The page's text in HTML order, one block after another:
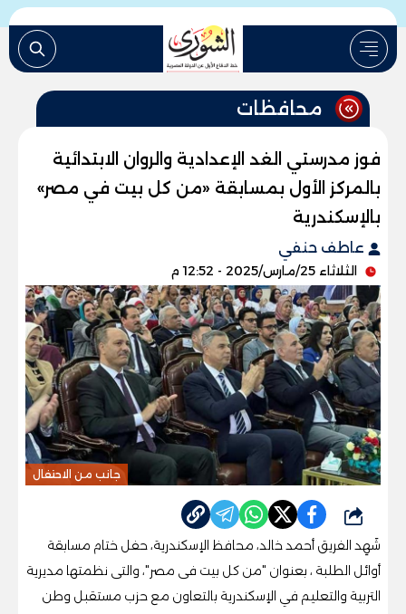
محافظات
فوز مدرستي الغد الإعدادية والروان الابتدائية
بالمركز الأول بمسابقة «من كل بيت في مصر»
بالإسكندرية
عاطف حنفي
الثلاثاء 25/مارس/2025 - 12:52 م
جانب من الاحتفال
شارك
شَهِد الفريق أحمد خالد، محافظ الإسكندرية، حفل ختام مسابقة
أوائل الطلبة ، بعنوان "من كل بيت فى مصر"، والتى نظمتها مديرية
التربية والتعليم في الإسكندرية بالتعاون مع حزب مستقبل وطن